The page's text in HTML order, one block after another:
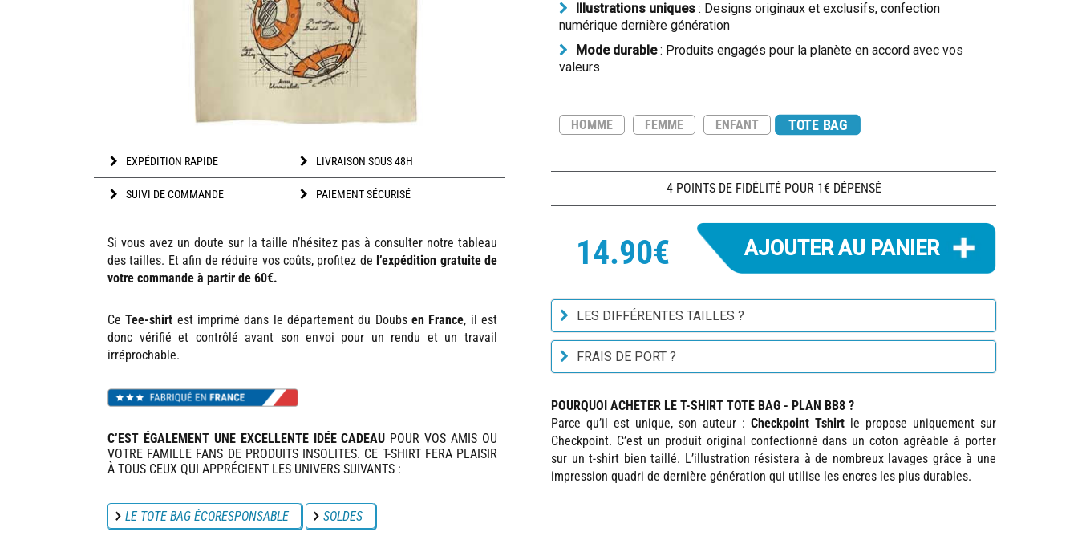
EXPÉDITION RAPIDE LIVRAISON SOUS 48H
SUIVI DE COMMANDE PAIEMENT SÉCURISÉ
Si vous avez un doute sur la taille n’hésitez pas à consulter notre tableau
des tailles. Et afin de réduire vos coûts, profitez de l’expédition gratuite de
votre commande à partir de 60€.
CeTee-shirt est imprimé dans le département du Doubsen France, il est
donc vérifié et contrôlé avant son envoi pour un rendu et un travail
irréprochable.
C’EST ÉGALEMENT UNE EXCELLENTE IDÉE CADEAU POUR VOS AMIS OU
VOTRE FAMILLE FANS DE PRODUITS INSOLITES. CE T-SHIRT FERA PLAISIR
À TOUS CEUX QUI APPRÉCIENT LES UNIVERS SUIVANTS :
LE TOTE BAG ÉCORESPONSABLE SOLDES
Illustrations uniques : Designs originaux et exclusifs, confection
numérique dernière génération
Mode durable: Produits engagés pour la planète en accord avec vos
valeurs
HOMME FEMME ENFANT TOTE BAG
4 POINTS DE FIDÉLITÉ POUR 1€ DÉPENSÉ
14.90€
LES DIFFÉRENTES TAILLES ?
FRAIS DE PORT ?
POURQUOI ACHETER LE T-SHIRT TOTE BAG - PLAN BB8 ?
Parce qu’il est unique, son auteur : Checkpoint Tshirt le propose uniquement sur
Checkpoint. C’est un produit original confectionné dans un coton agréable à porter
sur un t-shirt bien taillé. L’illustration résistera à de nombreux lavages grâce à une
impression quadri de dernière génération qui utilise les encres les plus durables.